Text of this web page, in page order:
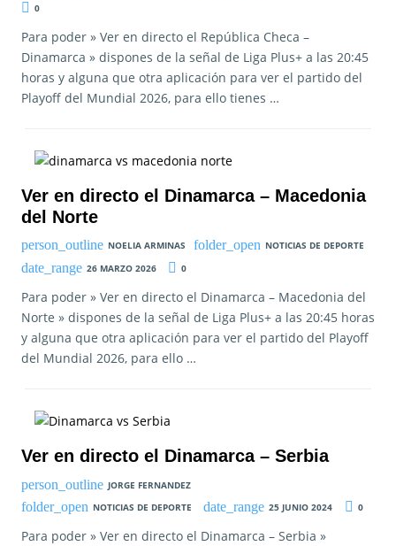
0
Para poder » Ver en directo el República Checa –
Dinamarca » dispones de la señal de Liga Plus+ a las 20:45
horas y alguna que otra aplicación para ver el partido del
Playoff del Mundial 2026, para ello tienes …
Ver en directo el Dinamarca – Macedonia
del Norte
NOELIA ARMINAS
NOTICIAS DE DEPORTE
26 MARZO 2026
0
Para poder » Ver en directo el Dinamarca – Macedonia del
Norte » dispones de la señal de Liga Plus+ a las 20:45 horas
y alguna que otra aplicación para ver el partido del Playoff
del Mundial 2026, para ello …
Ver en directo el Dinamarca – Serbia
JORGE FERNANDEZ
NOTICIAS DE DEPORTE
25 JUNIO 2024 0
Para poder » Ver en directo el Dinamarca – Serbia »